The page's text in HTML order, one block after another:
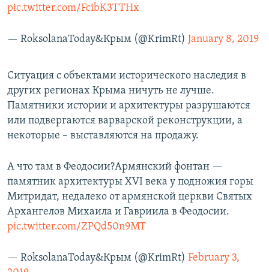
pic.twitter.com/FcibK3TTHx
— RoksolanaToday&Крым (@KrimRt) January 8, 2019
Ситуация с объектами исторического наследия в
других регионах Крыма ничуть не лучше.
Памятники истории и архитектуры разрушаются
или подвергаются варварской реконструкции, а
некоторые – выставляются на продажу.
А что там в Феодосии?Армянский фонтан —
памятник архитектуры XVI века у подножия горы
Митридат, недалеко от армянской церкви Святых
Архангелов Михаила и Гавриила в Феодосии.
pic.twitter.com/ZPQd50n9MT
— RoksolanaToday&Крым (@KrimRt) February 3,